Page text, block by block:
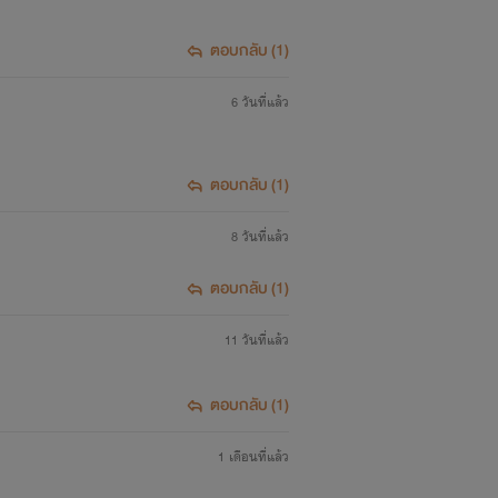
ตอบกลับ (1)
6 วันที่แล้ว
ตอบกลับ (1)
8 วันที่แล้ว
ตอบกลับ (1)
11 วันที่แล้ว
ตอบกลับ (1)
1 เดือนที่แล้ว